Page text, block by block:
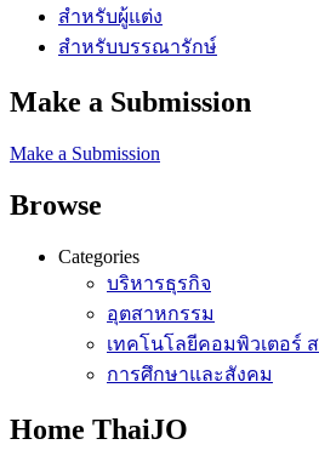
สำหรับผู้แต่ง
สำหรับบรรณารักษ์
Make a Submission
Make a Submission
Browse
Categories
บริหารธุรกิจ
อุตสาหกรรม
เทคโนโลยีคอมพิวเตอร์
การศึกษาและสังคม
Home ThaiJO